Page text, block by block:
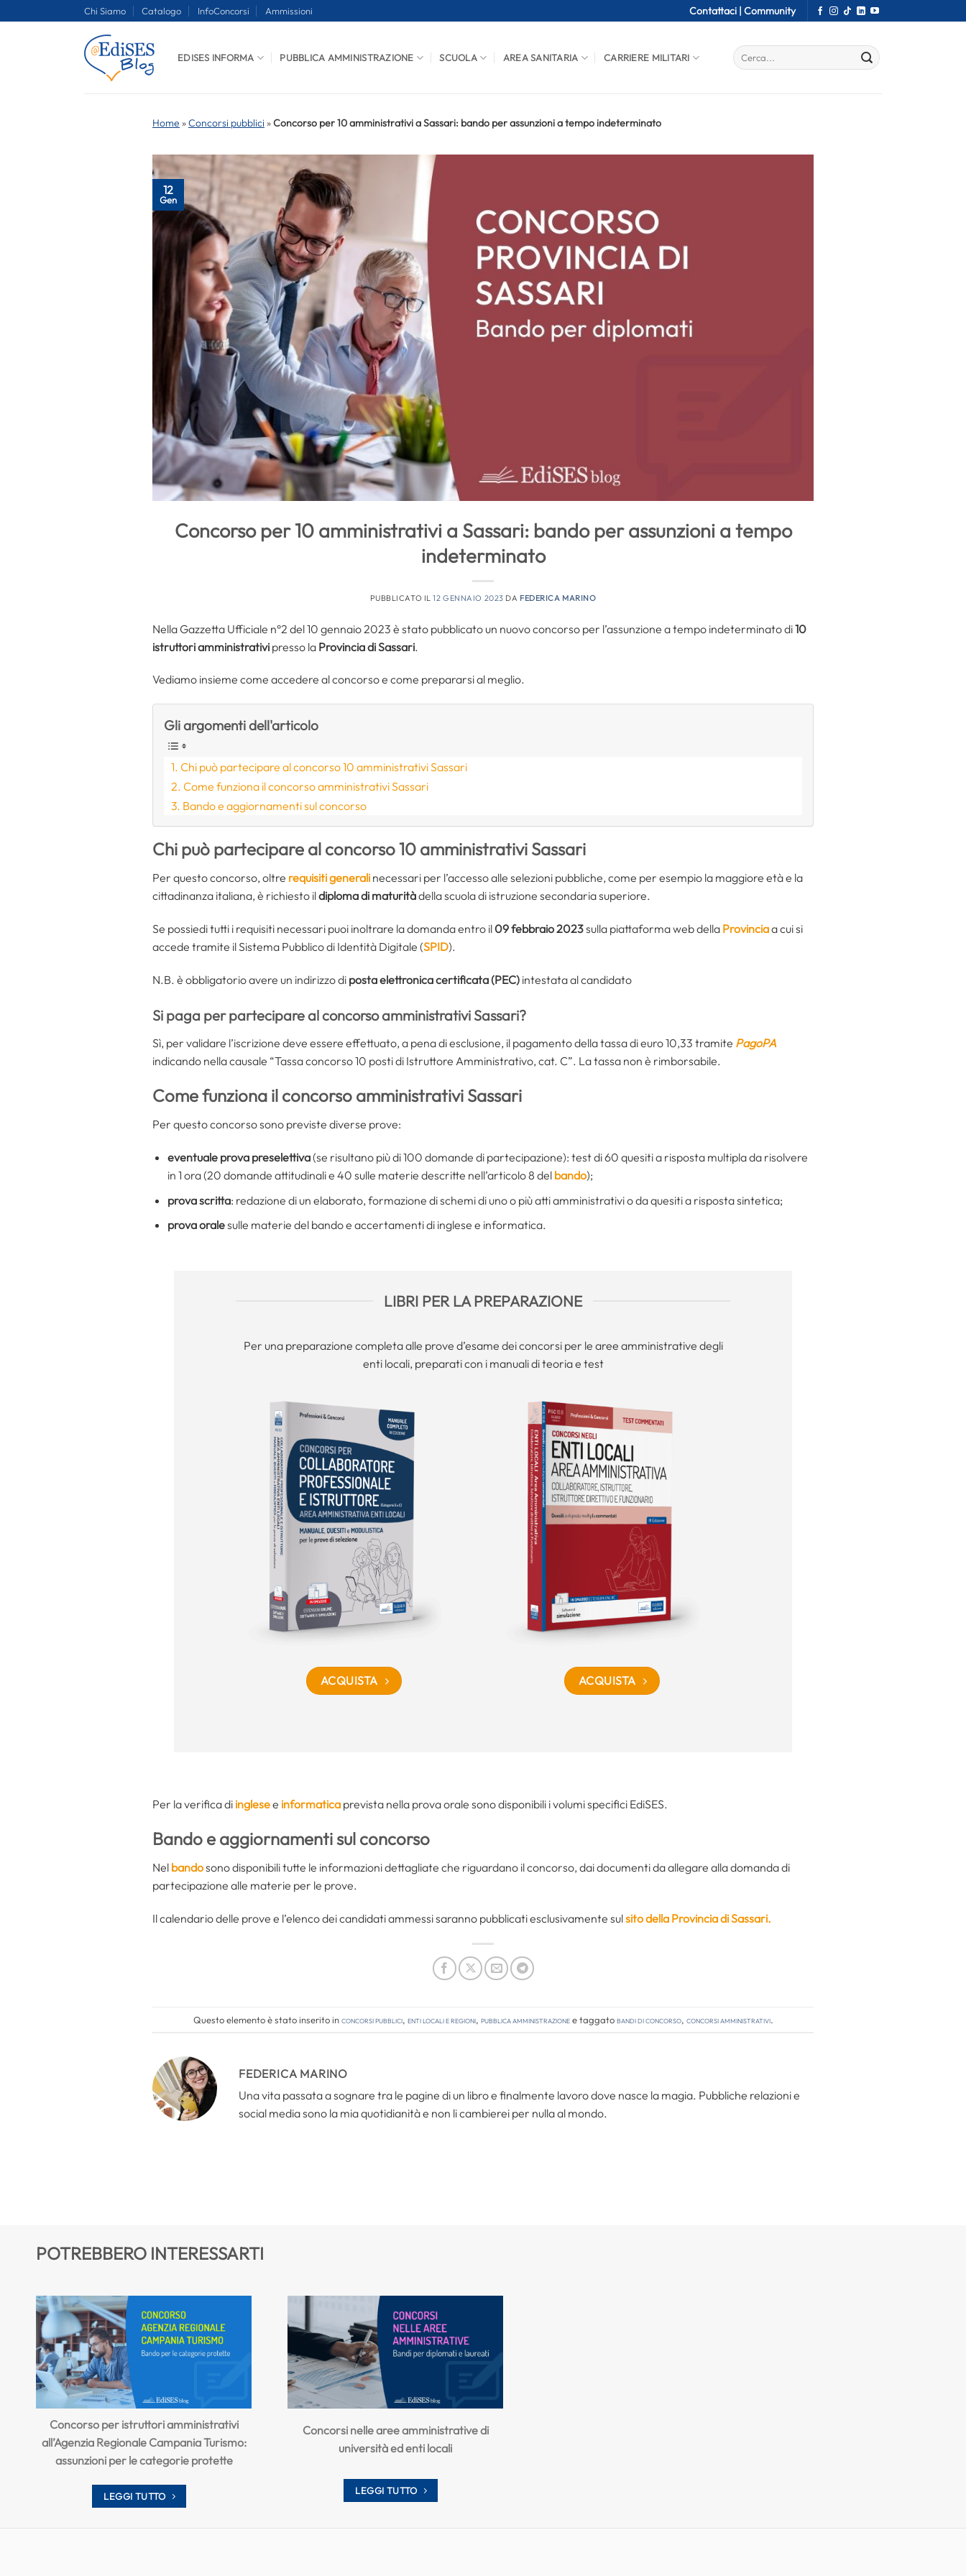
Chi Siamo Catalogo InfoConcorsi Ammissioni Contattaci | Community
EDISES INFORMA PUBBLICA AMMINISTRAZIONE SCUOLA AREA SANITARIA CARRIERE MILITARI
Home »Concorsi pubblici »Concorso per 10 amministrativi a Sassari: bando per assunzioni a tempo indeterminato
12
Gen
Concorso per 10 amministrativi a Sassari: bando per assunzioni a tempo
indeterminato
PUBBLICATO IL12 GENNAIO 2023 DA FEDERICA MARINO
Nella Gazzetta Ufficiale n°2 del 10 gennaio 2023 è stato pubblicato un nuovo concorso per l’assunzione a tempo indeterminato di10
istruttori amministrativi presso la Provincia di Sassari.
Vediamo insieme come accedere al concorso e come prepararsi al meglio.
Gli argomenti dell'articolo
Chi può partecipare al concorso 10 amministrativi Sassari
Come funziona il concorso amministrativi Sassari
Bando e aggiornamenti sul concorso
Chi può partecipare al concorso 10 amministrativi Sassari
Per questo concorso, oltre requisiti generali necessari per l’accesso alle selezioni pubbliche, come per esempio la maggiore età e la
cittadinanza italiana, è richiesto ildiploma di maturitàdella scuola di istruzione secondaria superiore.
Se possiedi tutti i requisiti necessari puoi inoltrare la domanda entro il09 febbraio 2023sulla piattaforma web della Provinciaa cui si
accede tramite il Sistema Pubblico di Identità Digitale (SPID).
N.B. è obbligatorio avere un indirizzo di posta elettronica certificata (PEC) intestata al candidato
Si paga per partecipare al concorso amministrativi Sassari?
Sì, per validare l’iscrizione deve essere effettuato, a pena di esclusione, il pagamento della tassa di euro 10,33 tramite PagoPA
indicando nella causale “Tassa concorso 10 posti di Istruttore Amministrativo, cat. C”. La tassa non è rimborsabile.
Come funziona il concorso amministrativi Sassari
Per questo concorso sono previste diverse prove:
eventuale prova preselettiva(se risultano più di 100 domande di partecipazione): test di 60 quesiti a risposta multipla da risolvere
in 1 ora (20 domande attitudinali e 40 sulle materie descritte nell’articolo 8 del bando);
prova scritta: redazione di un elaborato, formazione di schemi di uno o più atti amministrativi o da quesiti a risposta sintetica;
prova oralesulle materie del bando e accertamenti di inglese e informatica.
LIBRI PER LA PREPARAZIONE
Per una preparazione completa alle prove d’esame dei concorsi per le aree amministrative degli
enti locali, preparati con i manuali di teoria e test
ACQUISTA ACQUISTA
Per la verifica di inglesee informatica prevista nella prova orale sono disponibili i volumi specifici EdiSES.
Bando e aggiornamenti sul concorso
Nel bandosono disponibili tutte le informazioni dettagliate che riguardano il concorso, dai documenti da allegare alla domanda di
partecipazione alle materie per le prove.
Il calendario delle prove e l’elenco dei candidati ammessi saranno pubblicati esclusivamente sulsito della Provincia di Sassari.
Questo elemento è stato inserito inConcorsi pubblici, Enti locali e regioni, Pubblica amministrazionee taggatobandi di concorso, concorsi amministrativi.
FEDERICA MARINO
Una vita passata a sognare tra le pagine di un libro e finalmente lavoro dove nasce la magia. Pubbliche relazioni e
social media sono la mia quotidianità e non li cambierei per nulla al mondo.
POTREBBERO INTERESSARTI
Concorso per istruttori amministrativi
all’Agenzia Regionale Campania Turismo:
assunzioni per le categorie protette
LEGGI TUTTO
Concorsi nelle aree amministrative di
università ed enti locali
LEGGI TUTTO